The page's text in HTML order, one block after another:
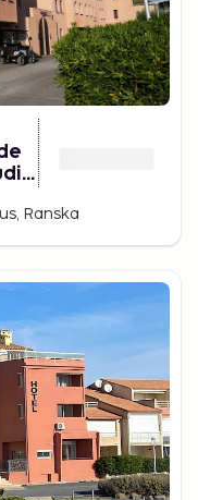
Ranska